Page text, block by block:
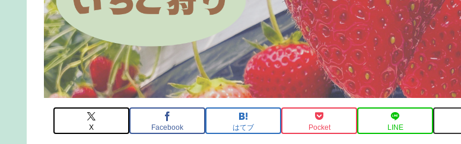
X Facebook はてブ Pocket LINE